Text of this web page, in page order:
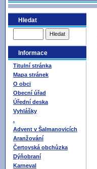
Hledat
Informace
Titulní stránka
Mapa stránek
O obci
Obecní úřad
Úřední deska
Vyhlášky
.
Advent v Šalmanovicích
Aranžování
Čertovská obchůzka
Dýňobraní
Karneval